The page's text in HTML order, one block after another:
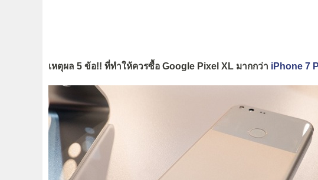
เหตุผล 5 ข้อ!! ที่ทำให้ควรซื้อ Google Pixel XL มากกว่า iPhone 7